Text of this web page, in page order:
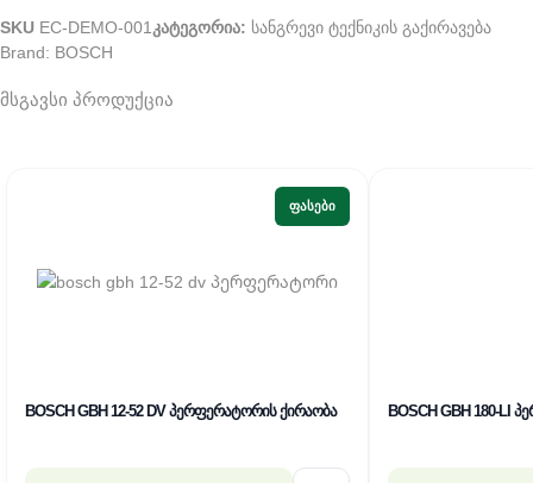
SKU EC-DEMO-001 კატეგორია: სანგრევი ტექნიკის გაქირავება
Brand: BOSCH
მსგავსი პროდუქცია
ᲤᲐᲡᲔᲑᲘ
BOSCH GBH 12-52 DV პერფერატორის ქირაობა BOSCH GBH 180-LI